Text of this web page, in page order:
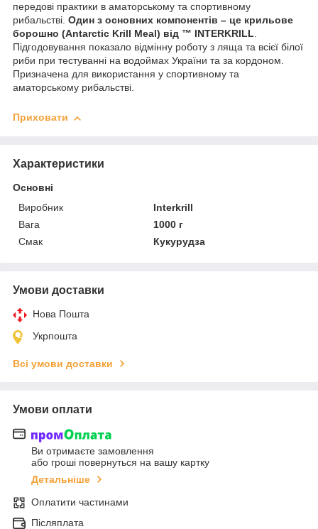
передові практики в аматорському та спортивному
рибальстві. Один з основних компонентів – це крильове
борошно (Antarctic Krill Meal) від ™ INTERKRILL.
Підгодовування показало відмінну роботу з ляща та всієї білої
риби при тестуванні на водоймах України та за кордоном.
Призначена для використання у спортивному та
аматорському рибальстві.
Приховати
Характеристики
Основні
Виробник
Interkrill
Вага
1000 г
Смак
Кукурудза
Умови доставки
Нова Пошта
Укрпошта
Всі умови доставки
Умови оплати
Ви отримаєте замовлення
або гроші повернуться на вашу картку
Детальніше
Оплатити частинами
Післяплата